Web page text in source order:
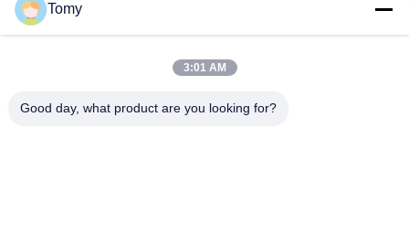
De weerspiegelende Aangemaakte Gelamineerde Voorgevel
van de GlasGordijngevel Geen Krassen
Van de de Gordijngevelvoorgevel van het Unitizedglas de
Tomy
3:01 AM
Good day, what product are you looking for?